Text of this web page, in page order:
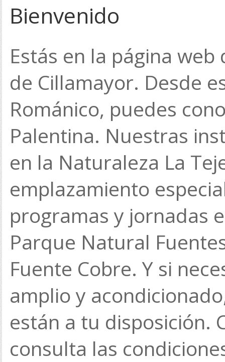
Bienvenido
Estás en la página web
de Cillamayor. Desde
Románico, puedes
Palentina. Nuestras
en la Naturaleza La
emplazamiento
programas y jornadas
Parque Natural
Fuente Cobre. Y si
amplio y
están a tu disposición.
consulta las